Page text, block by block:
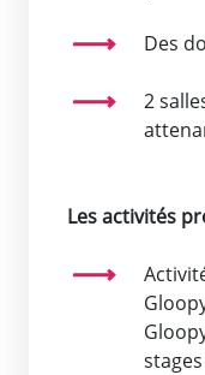
Des
2
Les activités